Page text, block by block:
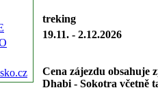
treking
19.11. - 2.12.2026
Cena zájezdu obsahuje
Dhabi - Sokotra včetně